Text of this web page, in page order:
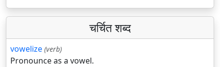
चर्चित शब्द
vowelize (verb)
Pronounce as a vowel.